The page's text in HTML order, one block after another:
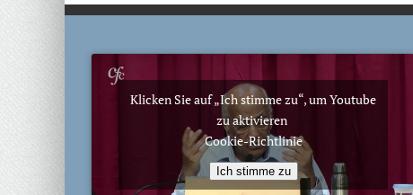
Klicken Sie auf „Ich stimme zu“, um Youtube
zu aktivieren
Cookie-Richtlinie
Ich stimme zu